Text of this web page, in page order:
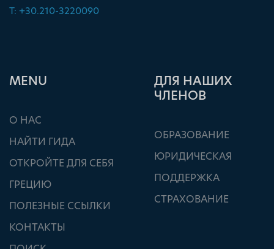
T: +30.210-3220090
ΜΕΝU
О НАС
НАЙТИ ГИДА
ОТКРОЙТЕ ДЛЯ СЕБЯ
ГРЕЦИЮ
ПОЛЕЗНЫЕ ССЫЛКИ
КОНТАКТЫ
ДЛЯ НАШИХ
ЧЛЕНОВ
ОБРАЗОВАНИЕ
ЮРИДИЧЕСКАЯ
ПОДДЕРЖКА
СТРАХОВАНИЕ